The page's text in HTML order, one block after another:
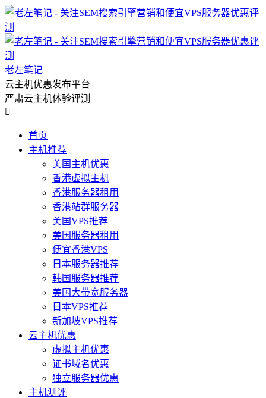
老左笔记
云主机优惠发布平台
严肃云主机体验评测

首页
主机推荐
美国主机优惠
香港虚拟主机
香港服务器租用
香港站群服务器
美国VPS推荐
美国服务器租用
便宜香港VPS
日本服务器推荐
韩国服务器推荐
美国大带宽服务器
日本VPS推荐
新加坡VPS推荐
云主机优惠
虚拟主机优惠
证书域名优惠
独立服务器优惠
主机测评